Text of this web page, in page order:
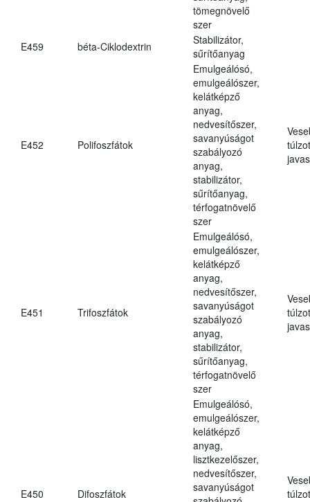
tömegnövelő
szer
E459
béta-Ciklodextrin
Stabilizátor,
sűrítőanyag
E452 Polifoszfátok
Emulgeálósó,
emulgeálószer,
kelátképző
anyag,
nedvesítőszer,
savanyúságot
szabályozó
anyag,
stabilizátor,
sűrítőanyag,
térfogatnövelő
szer
E451 Trifoszfátok
Emulgeálósó,
emulgeálószer,
kelátképző
anyag,
nedvesítőszer,
savanyúságot
szabályozó
anyag,
stabilizátor,
sűrítőanyag,
térfogatnövelő
szer
E450 Difoszfátok
Emulgeálósó,
emulgeálószer,
kelátképző
anyag,
lisztkezelőszer,
nedvesítőszer,
savanyúságot